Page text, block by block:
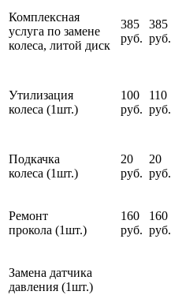
Комплексная
услуга по замене
колеса, литой диск
385
руб.
385
руб.
Утилизация
колеса (1шт.)
100
руб.
110
руб.
Подкачка
колеса (1шт.)
20
руб.
20
руб.
Ремонт
прокола (1шт.)
160
руб.
160
руб.
Замена датчика
давления (1шт.)